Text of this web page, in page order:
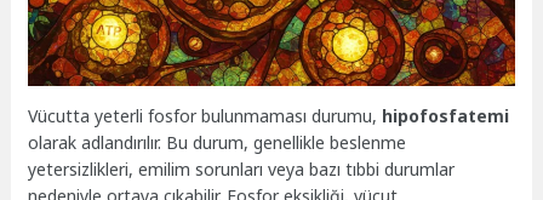
Vücutta yeterli fosfor bulunmaması durumu, hipofosfatemi
olarak adlandırılır. Bu durum, genellikle beslenme
yetersizlikleri, emilim sorunları veya bazı tıbbi durumlar